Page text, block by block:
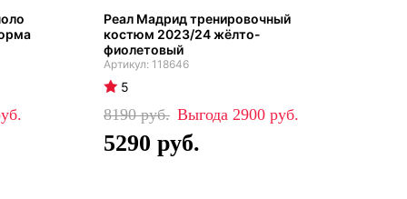
Реал Мадрид тренировочный
костюм 2023/24 жёлто-
фиолетовый
118646
5
8190 2900
5290